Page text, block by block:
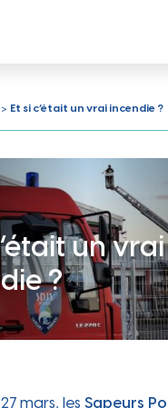
> Et si c’était un vrai incendie ?
un vrai
?
mars, les Sapeurs